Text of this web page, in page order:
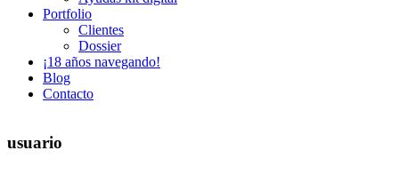
Portfolio
Clientes
Dossier
¡18 años navegando!
Blog
Contacto
usuario